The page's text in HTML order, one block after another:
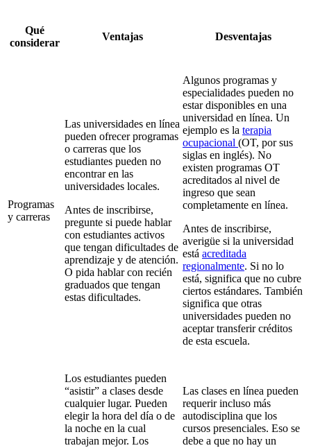
Qué
considerar
Ventajas Desventajas
Programas
y carreras
Las universidades en línea
pueden ofrecer programas
o carreras que los
estudiantes pueden no
encontrar en las
universidades locales.
Antes de inscribirse,
pregunte si puede hablar
con estudiantes activos
que tengan dificultades de
aprendizaje y de atención.
O pida hablar con recién
graduados que tengan
estas dificultades.
Algunos programas y
especialidades pueden no
estar disponibles en una
universidad en línea. Un
ejemplo es la terapia
ocupacional (OT, por sus
siglas en inglés). No
existen programas OT
acreditados al nivel de
ingreso que sean
completamente en línea.
Antes de inscribirse,
averigüe si la universidad
está acreditada
regionalmente. Si no lo
está, significa que no cubre
ciertos estándares. También
significa que otras
universidades pueden no
aceptar transferir créditos
de esta escuela.
Los estudiantes pueden
“asistir” a clases desde
cualquier lugar. Pueden
elegir la hora del día o de
la noche en la cual
trabajan mejor. Los
Las clases en línea pueden
requerir incluso más
autodisciplina que los
cursos presenciales. Eso se
debe a que no hay un